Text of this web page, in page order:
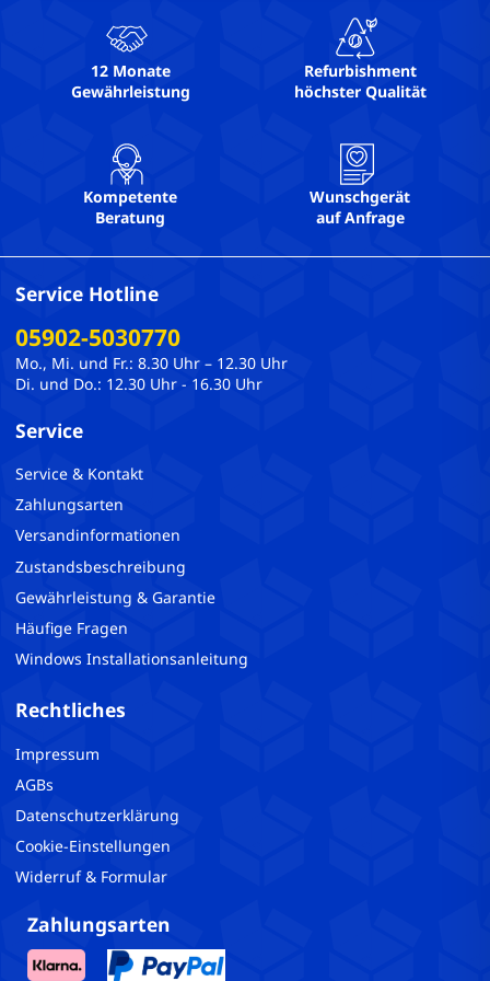
Webcam: Ja
WLAN: Ja
12 Monate
Gewährleistung
Refurbishment
höchster Qualität
Kompetente
Beratung
Wunschgerät
auf Anfrage
Service Hotline
05902-5030770
Mo., Mi. und Fr.: 8.30 Uhr – 12.30 Uhr
Di. und Do.: 12.30 Uhr - 16.30 Uhr
Service
Service & Kontakt
Zahlungsarten
Versandinformationen
Zustandsbeschreibung
Gewährleistung & Garantie
Häufige Fragen
Windows Installationsanleitung
Rechtliches
Impressum
AGBs
Datenschutzerklärung
Cookie-Einstellungen
Widerruf & Formular
Zahlungsarten